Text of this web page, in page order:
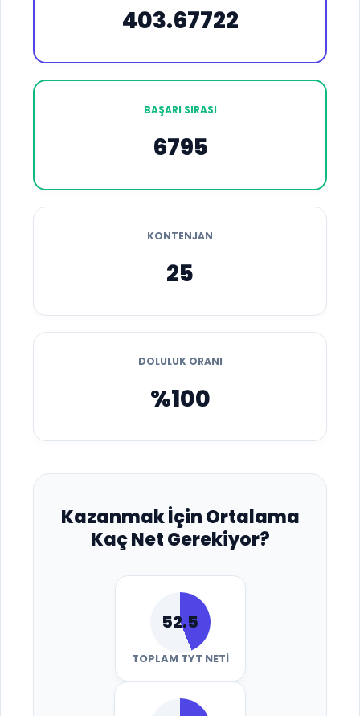
403.67722
BAŞARI SIRASI
6795
KONTENJAN
25
DOLULUK ORANI
%100
Kazanmak İçin Ortalama
Kaç Net Gerekiyor?
52.5
TOPLAM TYT NETI